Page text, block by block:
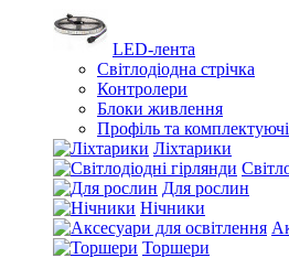
LED-лента
Світлодіодна стрічка
Контролери
Блоки живлення
Профіль та
Ліхтарики
Для рослин
Нічники
Торшери